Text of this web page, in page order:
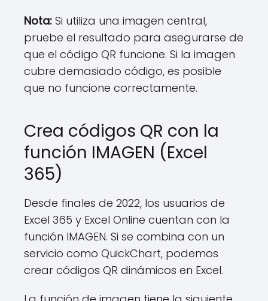
Nota: Si utiliza una imagen central,
pruebe el resultado para asegurarse de
que el código QR funcione. Si la imagen
cubre demasiado código, es posible
que no funcione correctamente.
Crea códigos QR con la
función IMAGEN (Excel
365)
Desde finales de 2022, los usuarios de
Excel 365 y Excel Online cuentan con la
función IMAGEN. Si se combina con un
servicio como QuickChart, podemos
crear códigos QR dinámicos en Excel.